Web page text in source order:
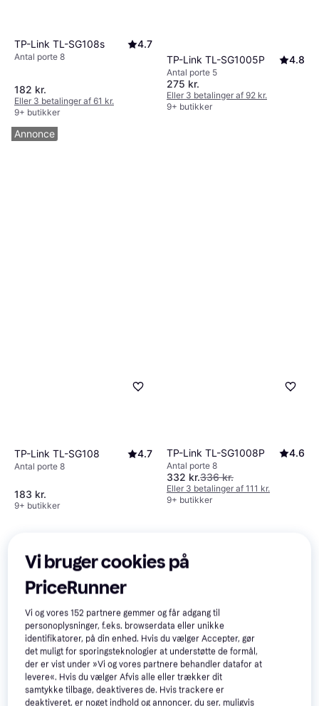
TP-Link TL-SG108s 4.7
Antal porte 8
182 kr.
Eller 3 betalinger af 61 kr.
9+ butikker
TP-Link TL-SG1005P 4.8
Antal porte 5
275 kr.
Eller 3 betalinger af 92 kr.
9+ butikker
TP-Link TL-SG108 4.7
Antal porte 8
183 kr.
9+ butikker
TP-Link TL-SG1008P 4.6
Antal porte 8
332 kr.336 kr.
Eller 3 betalinger af 111 kr.
9+ butikker
TP-Link TL-SG108PE 4.7
Antal porte 8
369 kr.380 kr.
9+ butikker
TP-Link Omada ES208GP 8-
Port Gigabit L2 Managed
Switch
510 kr.
Eller 3 betalinger af 170 kr.
5 butikker
Annonce
Vi bruger cookies på
PriceRunner
Vi og vores152 partnere gemmer og får adgang til
personoplysninger, f.eks. browserdata eller unikke
identifikatorer, på din enhed. Hvis du vælger Accepter, gør
det muligt for sporingsteknologier at understøtte de formål,
der er vist under »Vi og vores partnere behandler datafor at
levere«. Hvis du vælger Afvis alle eller trækker dit
samtykke tilbage, deaktiveres de. Hvis trackere er
deaktiveret, er noget indhold og annoncer, du ser, muligvis